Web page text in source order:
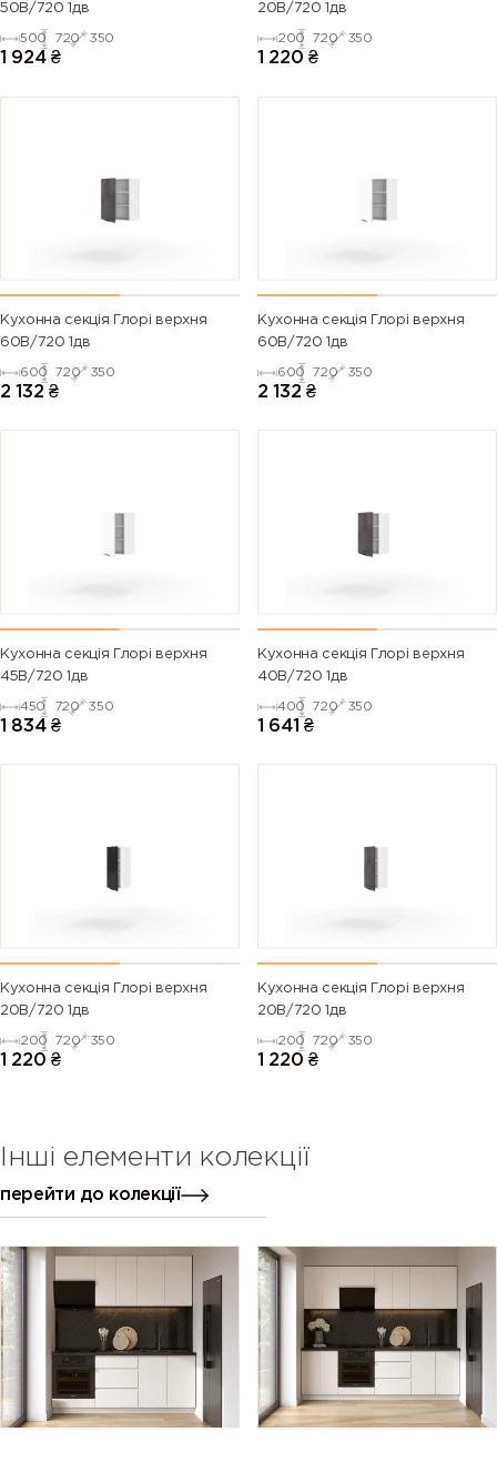
50В/720 1дв
500 720 350
1 924 ₴
20В/720 1дв
200 720 350
1 220 ₴
Кухонна секція Глорі верхня
60В/720 1дв
600 720 350
2 132 ₴
Кухонна секція Глорі верхня
60В/720 1дв
600 720 350
2 132 ₴
Кухонна секція Глорі верхня
45В/720 1дв
450 720 350
1 834 ₴
Кухонна секція Глорі верхня
40В/720 1дв
400 720 350
1 641 ₴
Кухонна секція Глорі верхня
20В/720 1дв
200 720 350
1 220 ₴
Кухонна секція Глорі верхня
20В/720 1дв
200 720 350
1 220 ₴
Інші елементи колекції
перейти до колекції